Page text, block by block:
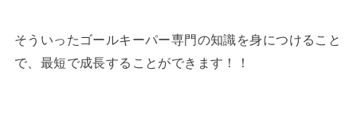
そういったゴールキーパー専門の知識を身につけること
で、最短で成長することができます！！